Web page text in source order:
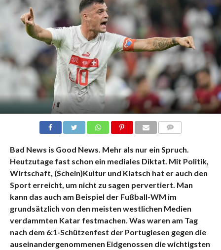
Bad News is Good News. Mehr als nur ein Spruch.
Heutzutage fast schon ein mediales Diktat. Mit Politik,
Wirtschaft, (Schein)Kultur und Klatsch hat er auch den
Sport erreicht, um nicht zu sagen pervertiert. Man
kann das auch am Beispiel der Fußball-WM im
grundsätzlich von den meisten westlichen Medien
verdammten Katar festmachen. Was waren am Tag
nach dem 6:1-Schützenfest der Portugiesen gegen die
auseinandergenommenen Eidgenossen die wichtigsten